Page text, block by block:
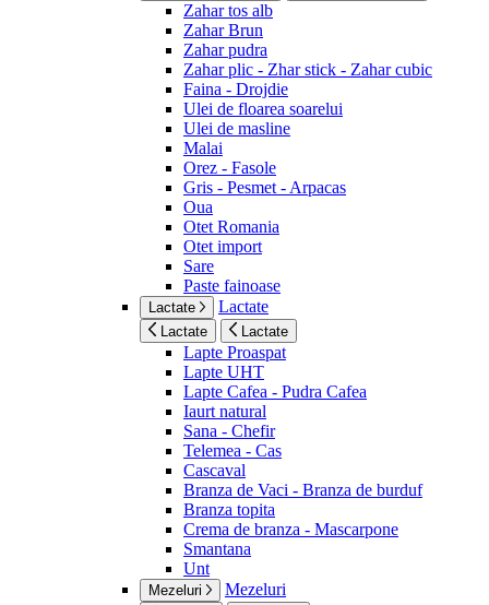
Zahar tos alb
Zahar Brun
Zahar pudra
Zahar plic - Zhar stick - Zahar cubic
Faina - Drojdie
Ulei de floarea soarelui
Ulei de masline
Malai
Orez - Fasole
Gris - Pesmet - Arpacas
Oua
Otet Romania
Otet import
Sare
Paste fainoase
Lactate Lactate
Lactate Lactate
Lapte Proaspat
Lapte UHT
Lapte Cafea - Pudra Cafea
Iaurt natural
Sana - Chefir
Telemea - Cas
Cascaval
Branza de Vaci - Branza de burduf
Branza topita
Crema de branza - Mascarpone
Smantana
Unt
Mezeluri Mezeluri